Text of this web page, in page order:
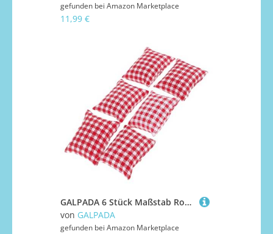
gefunden bei Amazon Marketplace
11,99 €
GALPADA 6 Stück Maßstab Rote Karomuster Stoff Sofakissen Dekoration für Mini Haus Puppenhaus Zubehör Niedliches Wohnaccessoire
von GALPADA
gefunden bei Amazon Marketplace